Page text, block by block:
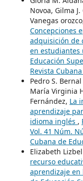
Novoa, Gilma
Vanegas
Concepciones
adquisición de
en estudiantes
Educación
Revista
Pedro S.
María Virginia
Fernández, La
aprendizaje
idioma inglés ,
Vol. 41 Núm.
Cubana de
Elizabeth
recurso
aprendizaje en